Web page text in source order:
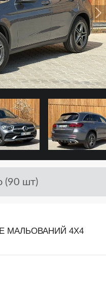
(90 шт)
МАЛЬОВАНИЙ 4Х4